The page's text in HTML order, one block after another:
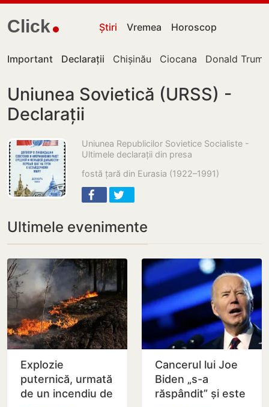
Click Știri Vremea Horoscop
Important Declarații Chișinău Ciocana Donald Trump
Uniunea Sovietică (URSS) -
Declarații
Uniunea Republicilor Sovietice Socialiste -
Ultimele declarații din presa
fostă țară din Eurasia (1922–1991)
Ultimele evenimente
Explozie
puternică, urmată
de un incendiu de
Cancerul lui Joe
Biden „s-a
răspândit” și este